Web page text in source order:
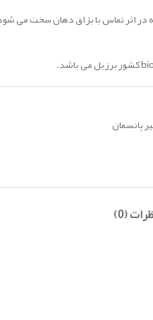
در اثر تماس با بزاق دهان سخت می
پانسمان
(0)